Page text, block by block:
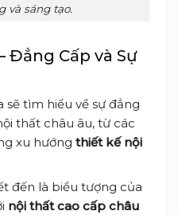
và sáng tạo.
Đẳng Cấp và Sự
sẽ tìm hiểu về sự đẳng
thất châu âu, từ các
xu hướng thiết kế nội
đến là biểu tượng của
nội thất cao cấp châu